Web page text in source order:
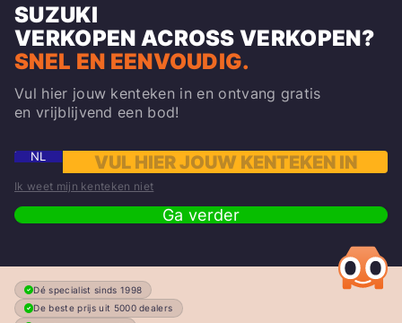
SUZUKI
VERKOPEN ACROSS VERKOPEN?
SNEL EN EENVOUDIG.
Vul hier jouw kenteken in en ontvang gratis
en vrijblijvend een bod!
NL
Ik weet mijn kenteken niet
Ga verder
Dé specialist sinds 1998
De beste prijs uit 5000 dealers